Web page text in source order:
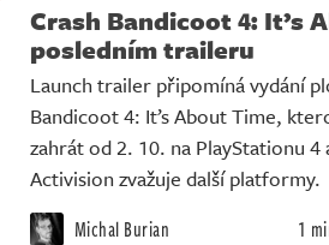
Crash Bandicoot 4: It’s
posledním traileru
Launch trailer připomíná vydání
Bandicoot 4: It’s About Time,
zahrát od 2. 10. na PlayStationu 4
Activision zvažuje další platformy.
Michal Burian 1